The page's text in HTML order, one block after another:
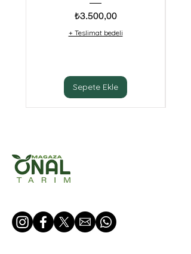
Fiyat
₺3.500,00
+ Teslimat bedeli
Sepete Ekle